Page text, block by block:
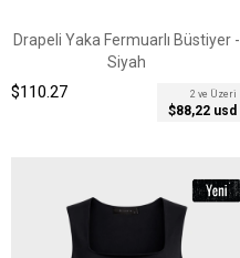
Drapeli Yaka Fermuarlı Büstiyer -
Siyah
2 ve Üzeri
$88,22 usd
$110.27